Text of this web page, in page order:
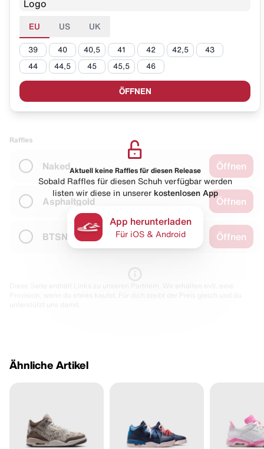
EU US UK
39 40 40,5 41 42 42,5 43
44 44,5 45 45,5 46
ÖFFNEN
Raffles
Naked Öffnen
Asphaltgold Öffnen
BTSN Öffnen
Aktuell keine Raffles für diesen Release
Sobald Raffles für diesen Schuh verfügbar werden
listen wir diese in unserer kostenlosen App
App herunterladen
Für iOS & Android
Ähnliche Artikel